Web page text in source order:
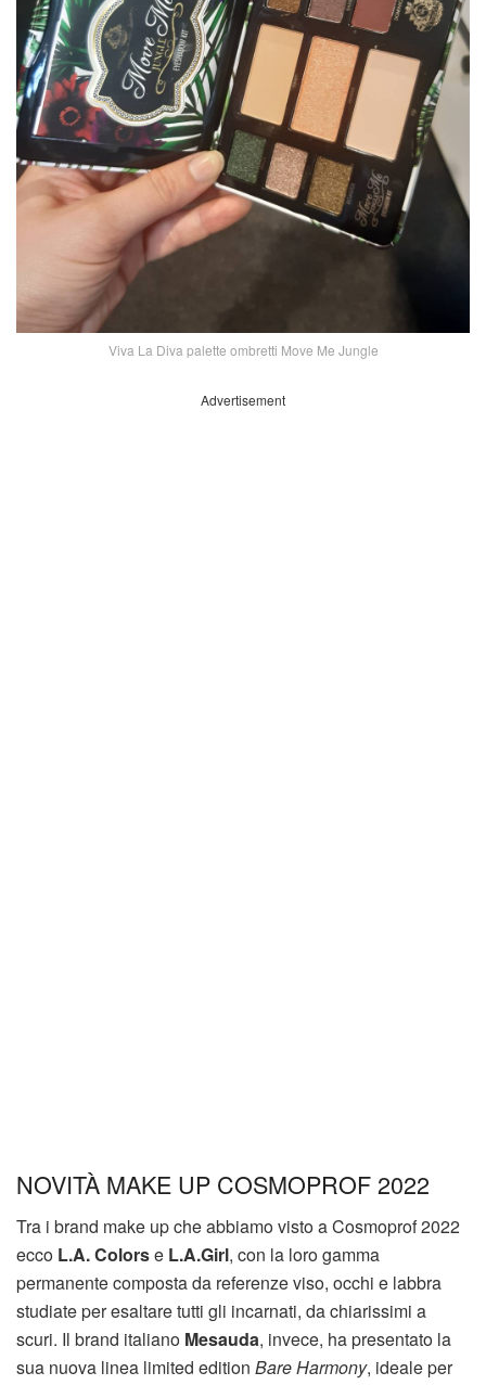
Viva La Diva palette ombretti Move Me Jungle
Advertisement
NOVITÀ MAKE UP COSMOPROF 2022
Tra i brand make up che abbiamo visto a Cosmoprof 2022
ecco L.A. Colorse L.A.Girl, con la loro gamma
permanente composta da referenze viso, occhi e labbra
studiate per esaltare tutti gli incarnati, da chiarissimi a
scuri. Il brand italiano Mesauda, invece, ha presentato la
sua nuova linea limited edition Bare Harmony, ideale per